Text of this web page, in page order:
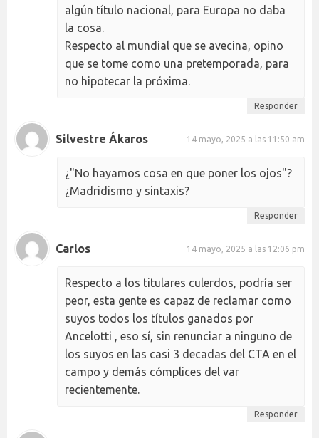
algún título nacional, para Europa no daba
la cosa.
Respecto al mundial que se avecina, opino
que se tome como una pretemporada, para
no hipotecar la próxima.
Responder
Silvestre Ákaros 14 mayo, 2025 a las 11:50 am
¿"No hayamos cosa en que poner los ojos"?
¿Madridismo y sintaxis?
Responder
Carlos 14 mayo, 2025 a las 12:06 pm
Respecto a los titulares culerdos, podría ser
peor, esta gente es capaz de reclamar como
suyos todos los títulos ganados por
Ancelotti , eso sí, sin renunciar a ninguno de
los suyos en las casi 3 decadas del CTA en el
campo y demás cómplices del var
recientemente.
Responder